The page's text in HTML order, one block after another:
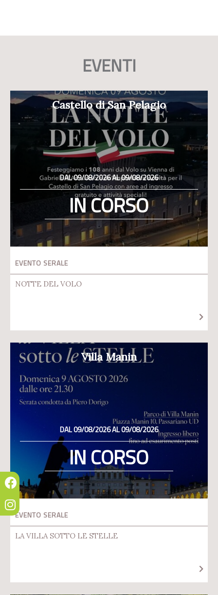
EVENTI
Castello di San Pelagio
DAL 09/08/2026 AL 09/08/2026
IN CORSO
EVENTO SERALE
NOTTE DEL VOLO
Villa Manin
DAL 09/08/2026 AL 09/08/2026
IN CORSO
EVENTO SERALE
LA VILLA SOTTO LE STELLE